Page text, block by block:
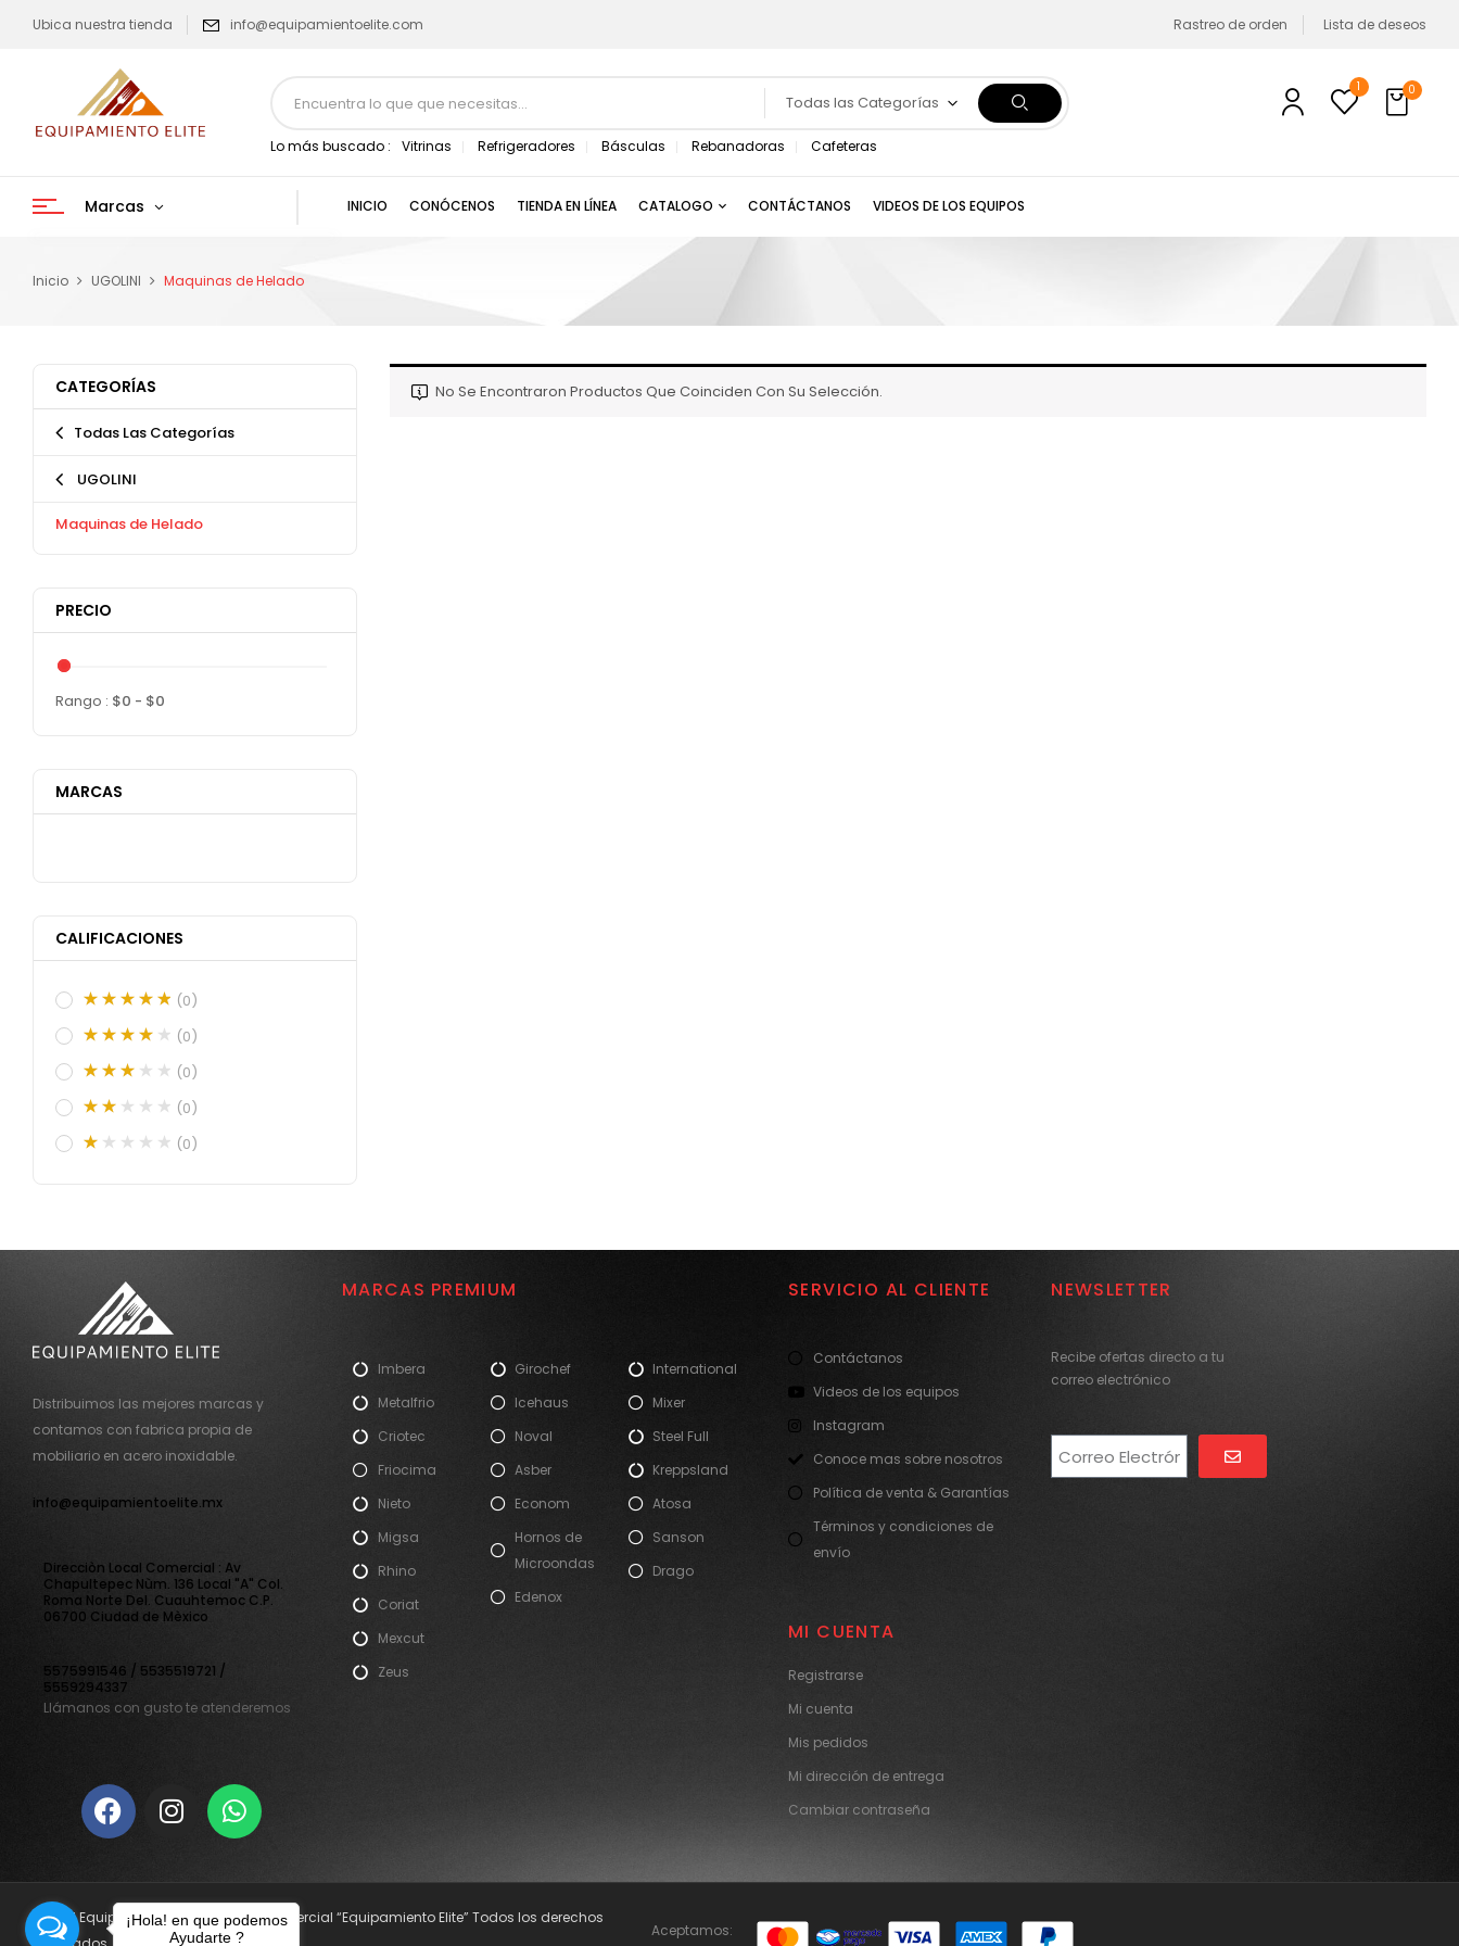
Ubica nuestra tienda info@equipamientoelite.com Rastreo de orden Lista de deseos
Todas las Categorías
Lo más buscado : Vitrinas Refrigeradores Básculas Rebanadoras Cafeteras
1 0
Marcas INICIO CONÓCENOS TIENDA EN LÍNEA CATALOGO CONTÁCTANOS VIDEOS DE LOS EQUIPOS
Inicio UGOLINI Maquinas de Helado
CATEGORÍAS
Todas Las Categorías
UGOLINI
Maquinas de Helado
PRECIO
Rango : $0 - $0
MARCAS
CALIFICACIONES
(0)
(0)
(0)
(0)
(0)
No Se Encontraron Productos Que Coinciden Con Su Selección.
Distribuimos las mejores marcas y
contamos con fabrica propia de
mobiliario en acero inoxidable.
info@equipamientoelite.mx
Direcciòn Local Comercial : Av
Chapultepec Nùm. 136 Local "A" Col.
Roma Norte Del. Cuauhtemoc C.P.
06700 Ciudad de Mèxico
5575991546 / 5535519721 /
5559294337
Llámanos con gusto te atenderemos
MARCAS PREMIUM
Imbera
Metalfrio
Criotec
Friocima
Nieto
Migsa
Rhino
Coriat
Mexcut
Zeus
Girochef
Icehaus
Noval
Asber
Econom
Hornos de
Microondas
Edenox
International
Mixer
Steel Full
Kreppsland
Atosa
Sanson
Drago
SERVICIO AL CLIENTE
Contáctanos
Videos de los equipos
Instagram
Conoce mas sobre nosotros
Política de venta & Garantías
Términos y condiciones de
envío
MI CUENTA
Registrarse
Mi cuenta
Mis pedidos
Mi dirección de entrega
Cambiar contraseña
NEWSLETTER
Recibe ofertas directo a tu
correo electrónico
© 2021 Equipamiento Elite. Nombre Comercial “Equipamiento Elite” Todos los derechos
Aceptamos:
¡Hola! en que podemos
Ayudarte ?